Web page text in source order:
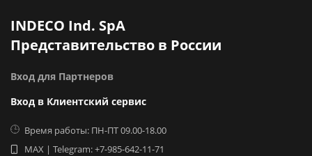
INDECO Ind. SpA
Представительство в России
Вход для Партнеров
Вход в Клиентский сервис
Время работы: ПН-ПТ 09.00-18.00
MAX | Telegram: +7-985-642-11-71